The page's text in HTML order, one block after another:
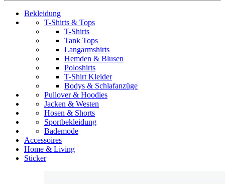
Bekleidung
T-Shirts & Tops
T-Shirts
Tank Tops
Langarmshirts
Hemden & Blusen
Poloshirts
T-Shirt Kleider
Bodys & Schlafanzüge
Pullover & Hoodies
Jacken & Westen
Hosen & Shorts
Sportbekleidung
Bademode
Accessoires
Home & Living
Sticker